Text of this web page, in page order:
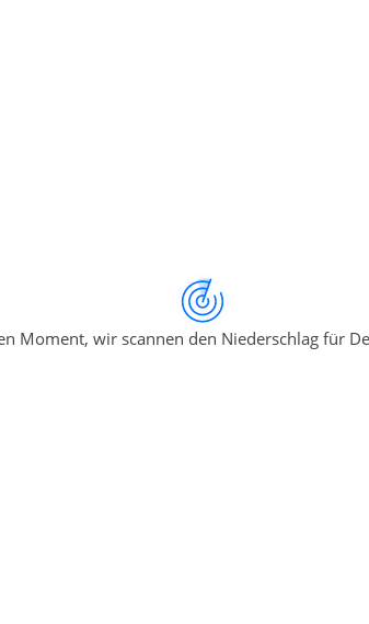
Moment, wir scannen den Niederschlag für